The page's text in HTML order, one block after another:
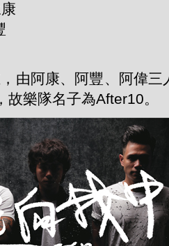
由阿康、阿豐、阿偉
樂隊名子為After10。